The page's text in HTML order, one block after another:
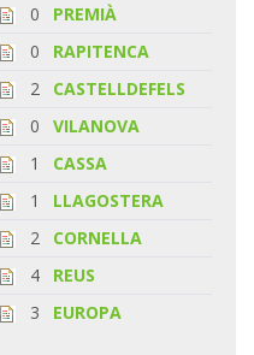
0
PREMIÀ
0
RAPITENCA
2
CASTELLDEFELS
0
VILANOVA
1
CASSA
1
LLAGOSTERA
2
CORNELLA
4
REUS
3 EUROPA